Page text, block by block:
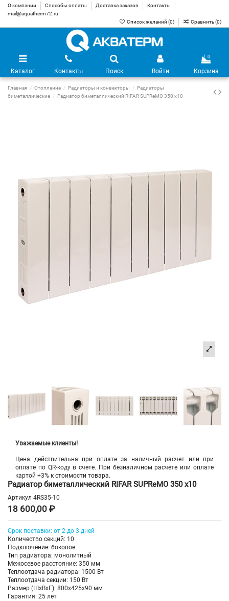
О компании Способы оплаты Доставка заказов
Контакты
mail@aquatherm72.ru
Список желаний (0) Сравнить (0)
Каталог Контакты Поиск Войти
0
Корзина
Главная Отопление Радиаторы и конвекторы
Радиаторы
биметаллические
Радиатор биметаллический RIFAR SUPReMO 350 х10
Уважаемые клиенты!
Цена действительна при оплате за наличный расчет или при
оплате по QR-коду в счете. При безналичном расчете или оплате
картой +3% к стоимости товара.
Радиатор биметаллический RIFAR SUPReMO 350 х10
Артикул 4RS35-10
18 600,00 ₽
Срок поставки: от 2 до 3 дней
Количество секций: 10
Подключение: боковое
Тип радиатора: монолитный
Межосевое расстояние: 350 мм
Теплоотдача радиатора: 1500 Вт
Теплоотдача секции: 150 Вт
Размер (ШхВхГ): 800х425х90 мм
Гарантия: 25 лет